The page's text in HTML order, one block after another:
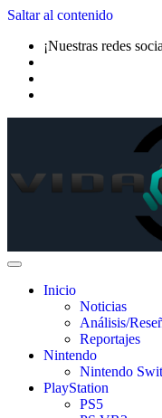
Saltar al contenido
¡Nuestras redes
Inicio
Noticias
Análisis/
Reportajes
Nintendo
Nintendo
PlayStation
PS5